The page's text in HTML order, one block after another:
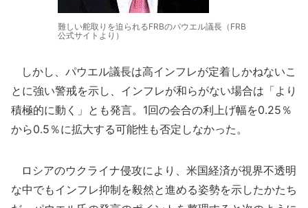
難しい舵取りを迫られるFRBのパウエル議長（FRB
公式サイトより）
しかし、パウエル議長は高インフレが定着しかねないこ
とに強い警戒を示し、インフレが和らがない場合は「より
積極的に動く」とも発言。1回の会合の利上げ幅を0.25％
から0.5％に拡大する可能性も否定しなかった。
ロシアのウクライナ侵攻により、米国経済が視界不透明
な中でもインフレ抑制を毅然と進める姿勢を示したかたち